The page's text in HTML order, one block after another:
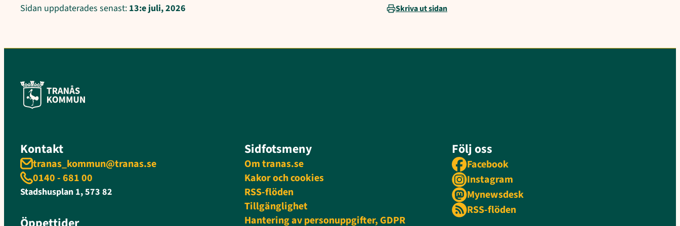
Sidan uppdaterades senast: 13:e juli, 2026 Skriva ut sidan
Kontakt
tranas_kommun@tranas.se
0140 - 681 00
Stadshusplan 1, 573 82
Sidfotsmeny
Om tranas.se
Kakor och cookies
RSS-flöden
Tillgänglighet
Hantering av personuppgifter, GDPR
Följ oss
Facebook
Instagram
Mynewsdesk
RSS-flöden